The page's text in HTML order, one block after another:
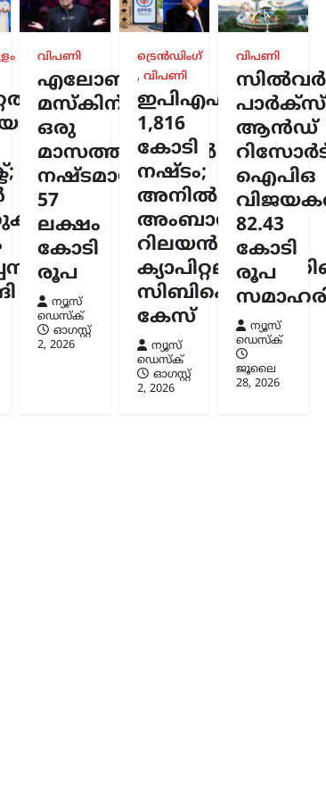
വിപണി
എലോൺ
മസ്കിന്
ഒരു
മാസത്തിനുള്ളിൽ
നഷ്ടമായത്
57
ലക്ഷം
കോടി
രൂപ
ന്യൂസ്
ഡെസ്ക്
ഓഗസ്റ്റ്‌
2, 2026
ട്രെൻഡിംഗ്
, വിപണി
ഇപിഎഫ്ഒയ്ക്ക്
1,816
കോടി
നഷ്ടം;
അനിൽ
അംബാനിക്കും
റിലയൻസ്
സിബിഐ
കേസ്
ന്യൂസ്
ഡെസ്ക്
ഓഗസ്റ്റ്‌
2, 2026
വിപണി
പാർക്സ്
ആൻഡ്
ഐപിഒ
82.43
കോടി
രൂപ
ന്യൂസ്
ഡെസ്ക്
ജൂലൈ
28, 2026